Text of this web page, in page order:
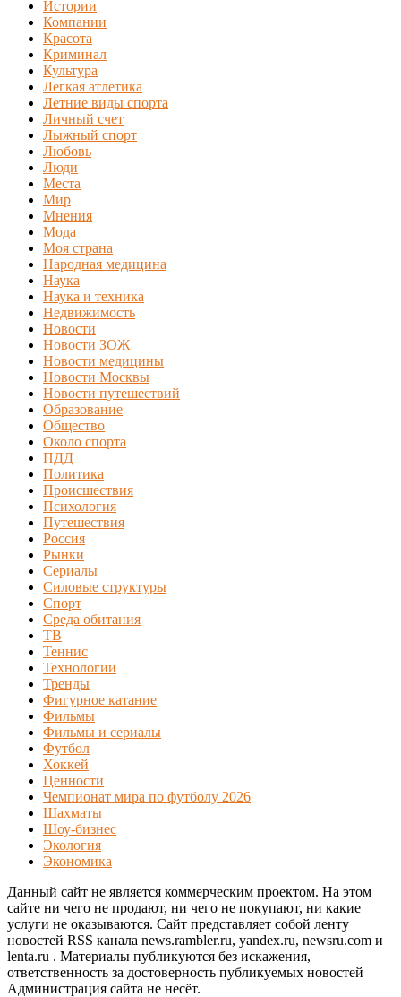
Истории
Компании
Красота
Криминал
Культура
Легкая атлетика
Летние виды спорта
Личный счет
Лыжный спорт
Любовь
Люди
Места
Мир
Мнения
Мода
Моя страна
Народная медицина
Наука
Наука и техника
Недвижимость
Новости
Новости ЗОЖ
Новости медицины
Новости Москвы
Новости путешествий
Образование
Общество
Около спорта
ПДД
Политика
Происшествия
Психология
Путешествия
Россия
Рынки
Сериалы
Силовые структуры
Спорт
Среда обитания
ТВ
Теннис
Технологии
Тренды
Фигурное катание
Фильмы
Фильмы и сериалы
Футбол
Хоккей
Ценности
Чемпионат мира по футболу 2026
Шахматы
Шоу-бизнес
Экология
Экономика
Данный сайт не является коммерческим проектом. На этом
сайте ни чего не продают, ни чего не покупают, ни какие
услуги не оказываются. Сайт представляет собой ленту
новостей RSS канала news.rambler.ru, yandex.ru, newsru.com и
lenta.ru . Материалы публикуются без искажения,
ответственность за достоверность публикуемых новостей
Администрация сайта не несёт.